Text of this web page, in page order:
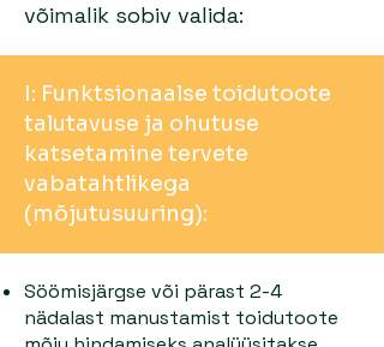
võimalik sobiv valida:
I: Funktsionaalse toidutoote
talutavuse ja ohutuse
katsetamine tervete
vabatahtlikega
(mõjutusuuring):
Söömisjärgse või pärast 2-4
nädalast manustamist toidutoote